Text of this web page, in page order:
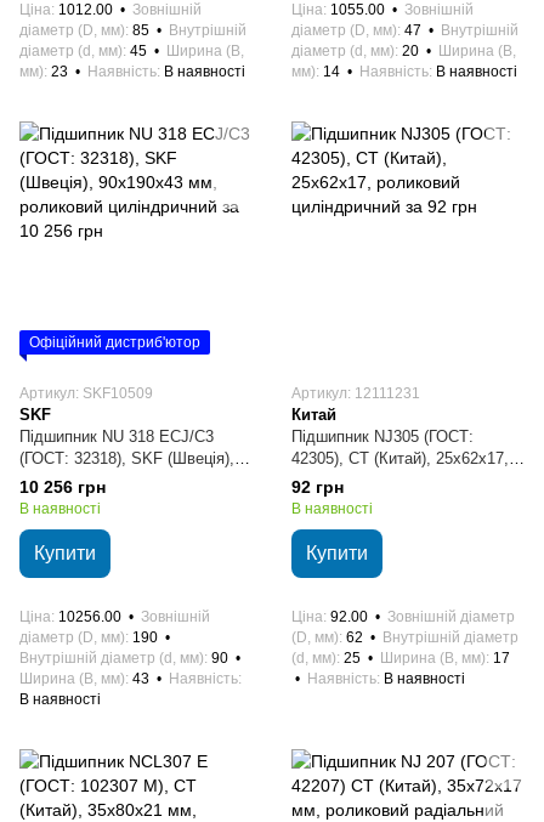
Ціна 1012.00
Зовнішній
діаметр (D, мм) 85
Внутрішній
діаметр (d, мм) 45
Ширина (B,
мм) 23 Наявність В наявності
Ціна 1055.00
Зовнішній
діаметр (D, мм) 47
Внутрішній
діаметр (d, мм) 20
Ширина (B,
мм) 14 Наявність В наявності
Офіційний дистриб'ютор
Артикул: SKF10509
SKF
Підшипник NU 318 ECJ/C3
(ГОСТ: 32318), SKF (Швеція),
90x190x43 мм, роликовий
циліндричний
10 256 грн
В наявності
Купити
Ціна 10256.00
Зовнішній
діаметр (D, мм) 190
Внутрішній діаметр (d, мм) 90
Ширина (B, мм) 43
Наявність
В наявності
Артикул: 12111231
Китай
Підшипник NJ305 (ГОСТ:
42305), CT (Китай), 25х62х17,
роликовий циліндричний
92 грн
В наявності
Купити
Ціна 92.00
Зовнішній діаметр
(D, мм) 62
Внутрішній діаметр
(d, мм) 25 Ширина (B, мм) 17
Наявність В наявності